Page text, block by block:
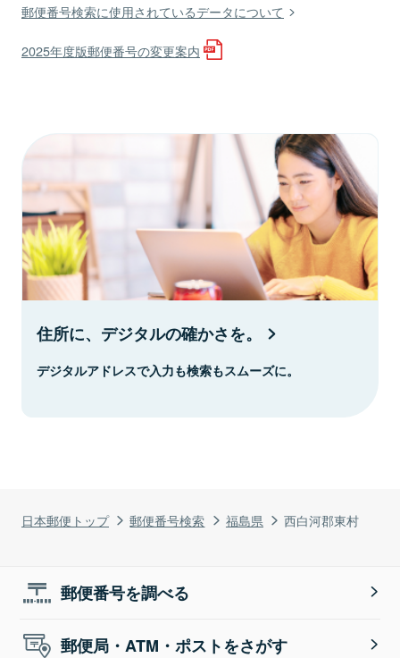
日本郵便トップ 郵便番号検索 福島県 西白河郡東村
郵便番号検索に使用されているデータについて
2025年度版郵便番号の変更案内
住所に、デジタルの確かさを。
デジタルアドレスで入力も検索もスムーズに。
郵便番号を調べる
郵便局・ATM・ポストをさがす